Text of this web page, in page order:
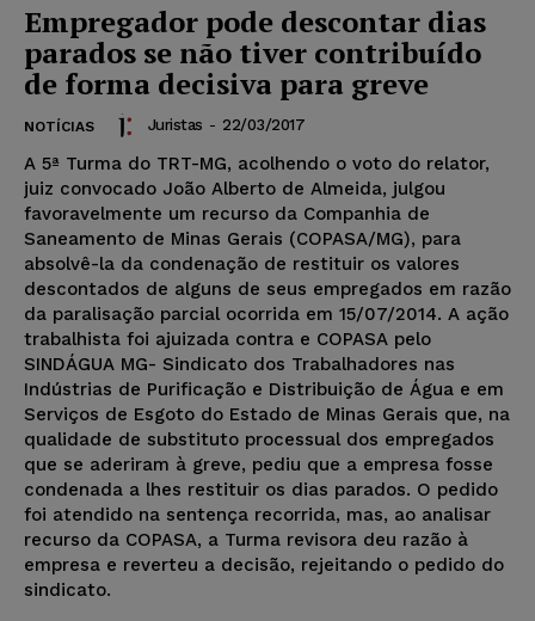
Empregador pode descontar dias
parados se não tiver contribuído
de forma decisiva para greve
NOTÍCIAS Juristas - 22/03/2017
A 5ª Turma do TRT-MG, acolhendo o voto do relator,
juiz convocado João Alberto de Almeida, julgou
favoravelmente um recurso da Companhia de
Saneamento de Minas Gerais (COPASA/MG), para
absolvê-la da condenação de restituir os valores
descontados de alguns de seus empregados em razão
da paralisação parcial ocorrida em 15/07/2014. A ação
trabalhista foi ajuizada contra e COPASA pelo
SINDÁGUA MG- Sindicato dos Trabalhadores nas
Indústrias de Purificação e Distribuição de Água e em
Serviços de Esgoto do Estado de Minas Gerais que, na
qualidade de substituto processual dos empregados
que se aderiram à greve, pediu que a empresa fosse
condenada a lhes restituir os dias parados. O pedido
foi atendido na sentença recorrida, mas, ao analisar
recurso da COPASA, a Turma revisora deu razão à
empresa e reverteu a decisão, rejeitando o pedido do
sindicato.